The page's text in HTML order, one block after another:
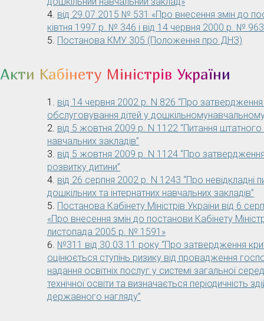
від 29.07.2015 № 531 «Про внесення змін до
ківтня 1997 р. № 346 і від 14 червня 2000 р. №
Постанова КМУ 305 (Положення про ДНЗ)
Акти Кабінету Міністрів України
від 14 червня 2002 р. N 826 “Про
обслуговування дітей у дошкільномунавчальному
від 5 жовтня 2009 р. N 1122 “Питання
навчальних закладів”
від 5 жовтня 2009 р. N 1124 “Про
розвитку дитини”
від 26 серпня 2002 р. N 1243 “Про невідкладні
дошкільних та інтернатних навчальних закладів”
Постанова Кабінету Міністрів України від 6
«Про внесення змін до постанови Кабінету
листопада 2005 р. № 1591»
№311 від 30.03.11 року “Про затвердження
оцінюється ступінь ризику від провадження
надання освітніх послуг у системі загальної
технічної освіти та визначається періодичність
державного нагляду”